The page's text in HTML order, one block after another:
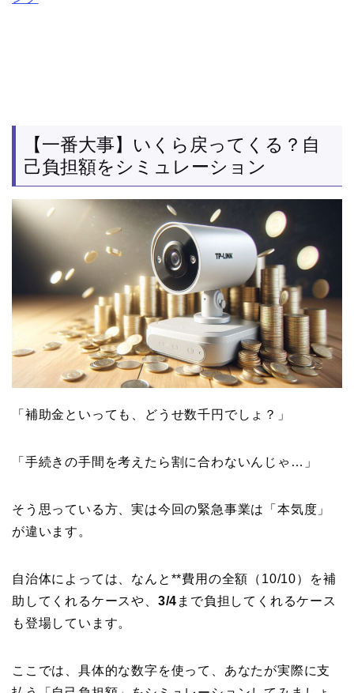
【一番大事】いくら戻ってくる？自
己負担額をシミュレーション
「補助金といっても、どうせ数千円でしょ？」
「手続きの手間を考えたら割に合わないんじゃ…」
そう思っている方、実は今回の緊急事業は「本気度」
が違います。
自治体によっては、なんと**費用の全額（10/10）を補
助してくれるケースや、 3/4 まで負担してくれるケース
も登場しています。
ここでは、具体的な数字を使って、あなたが実際に支